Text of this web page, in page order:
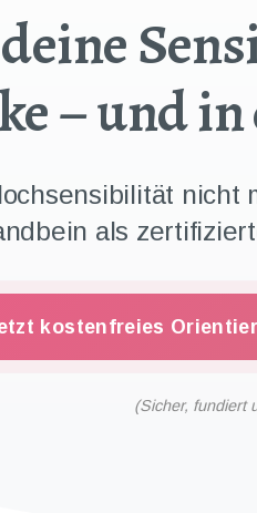
– und
nicht
als
kostenfreies
(Sicher, fundiert